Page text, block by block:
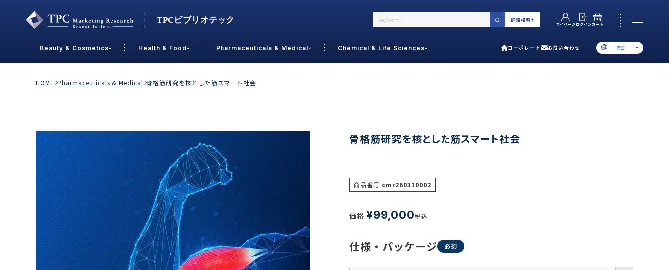
詳細検索
マイページログインカート
Beauty & Cosmetics Health & Food Pharmaceuticals & Medical Chemical & Life Sciences コーポレート お問い合わせ 言語
業界で選ぶ カテゴリで選ぶ 調査の種類で選ぶ
Contact Us
美容室・サロン
Health & Food
加工食品
飲料
乳製品
菓子
ＰＢＦ
海外
介護
機能性原料・素材
その他
Chemical & Life Sciences
よくあるご質問
HOME Pharmaceuticals & Medical 骨格筋研究を核とした筋スマート社会
骨格筋研究を核とした筋スマート社会
商品番号 cmr260310002
価格 ¥99,000税込
仕様・パッケージ